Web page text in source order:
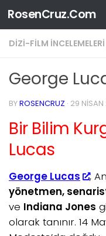
Skip to content
RosenCruz.Com
DIZI-FILM İNCELEMELERI
George
BYROSENCRUZ · 29
Bir Bilim
Lucas
George Lucas ,
yönetmen,
ve Indiana Jones
olarak tanınır. 14